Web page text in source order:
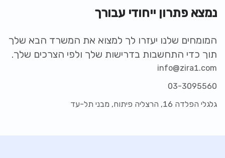
נמצא פתרון ייחודי עבורך
המומחים שלנו יעזרו לך למצוא את המשרד הבא שלך
תוך כדי התחשבות בדרישות שלך ולפי הצרכים שלך.
info@zira1.com
03-3095560
גלגלי הפלדה 16, הרצליה פיתוח, מבני תל-עד